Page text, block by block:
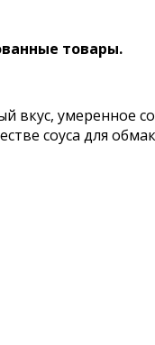
товары.
вкус, умеренное
соуса для